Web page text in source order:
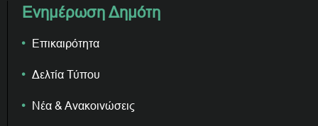
Ενημέρωση Δημότη
Επικαιρότητα
Δελτία Τύπου
Νέα & Ανακοινώσεις